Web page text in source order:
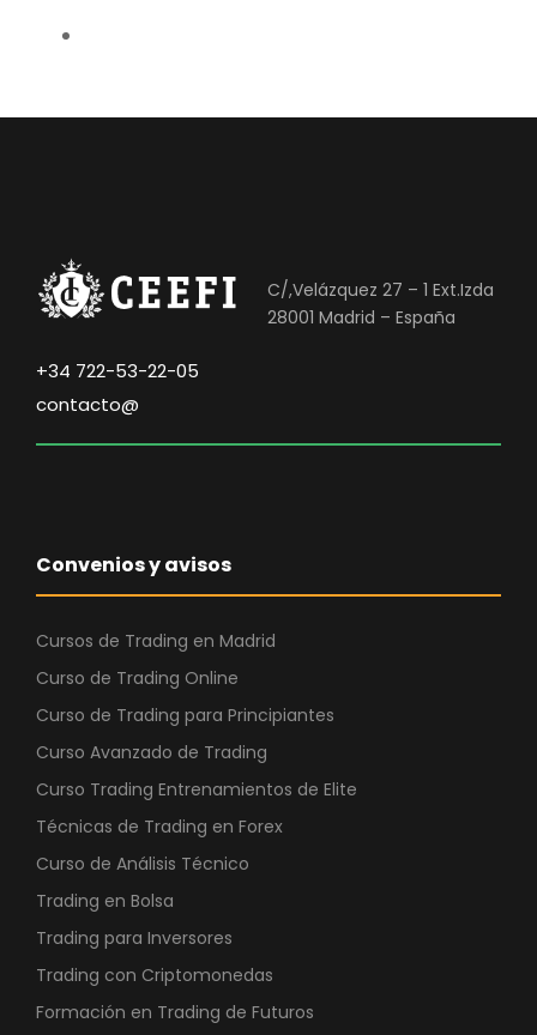
C/,Velázquez 27 – 1 Ext.Izda
28001 Madrid – España
+34 722-53-22-05
contacto@
Convenios y avisos
Cursos de Trading en Madrid
Curso de Trading Online
Curso de Trading para Principiantes
Curso Avanzado de Trading
Curso Trading Entrenamientos de Elite
Técnicas de Trading en Forex
Curso de Análisis Técnico
Trading en Bolsa
Trading para Inversores
Trading con Criptomonedas
Formación en Trading de Futuros